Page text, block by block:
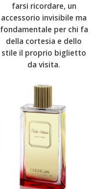
farsi ricordare, un
accessorio invisibile ma
fondamentale per chi fa
della cortesia e dello
stile il proprio biglietto
da visita.